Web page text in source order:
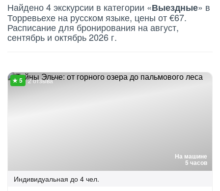
Найдено 4 экскурсии в категории «Выездные» в
Торревьехе на русском языке, цены от €67.
Расписание для бронирования на август,
сентябрь и октябрь 2026 г.
На машине
5 часов
2 отзыва
Индивидуальная до 4 чел.